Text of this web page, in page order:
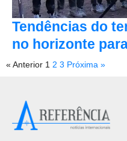
Tendências do
no horizonte
« Anterior 1 2 3 Próxima »